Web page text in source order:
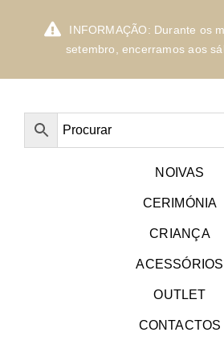
INFORMAÇÃO: Durante os
setembro, encerramos aos
NOIVAS
CERIMÓNIA
CRIANÇA
ACESSÓRIOS
OUTLET
CONTACTOS